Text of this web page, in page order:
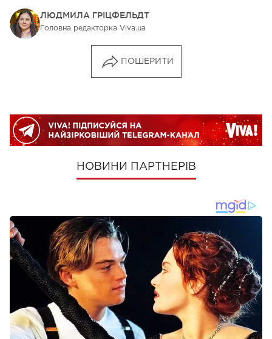
ЛЮДМИЛА ГРІЦФЕЛЬДТ
Головна редакторка Viva.ua
ПОШЕРИТИ
НОВИНИ ПАРТНЕРІВ